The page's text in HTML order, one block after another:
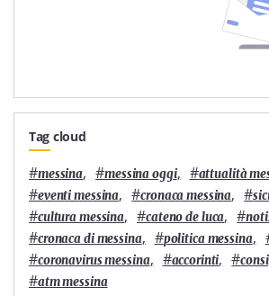
Tag cloud
#messina, #messina oggi, #attualità
#eventi messina, #cronaca messina, #
#cultura messina, #cateno de luca, #
#cronaca di messina, #politica messina,
#coronavirus messina, #accorinti, #
#atm messina